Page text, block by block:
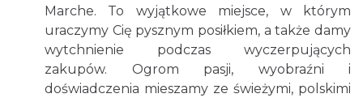
Marche. To wyjątkowe miejsce, w którym
uraczymy Cię pysznym posiłkiem, a także damy
wytchnienie podczas wyczerpujących
zakupów. Ogrom pasji, wyobraźni i
doświadczenia mieszamy ze świeżymi, polskimi